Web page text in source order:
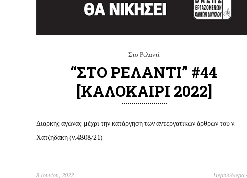
Στο Ρελαντί
“ΣΤΟ ΡΕΛΑΝΤΙ” #44
[ΚΑΛΟΚΑΙΡΙ 2022]
Διαρκής αγώνας μέχρι την κατάργηση των αντεργατικών άρθρων του ν.
Χατζηδάκη (ν.4808/21)
8 Ιουνίου, 2022 Περισσότερα